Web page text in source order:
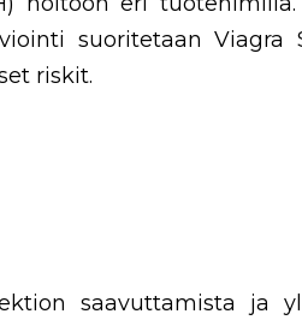
suoritetaan Viagra
riskit.
saavuttamista ja